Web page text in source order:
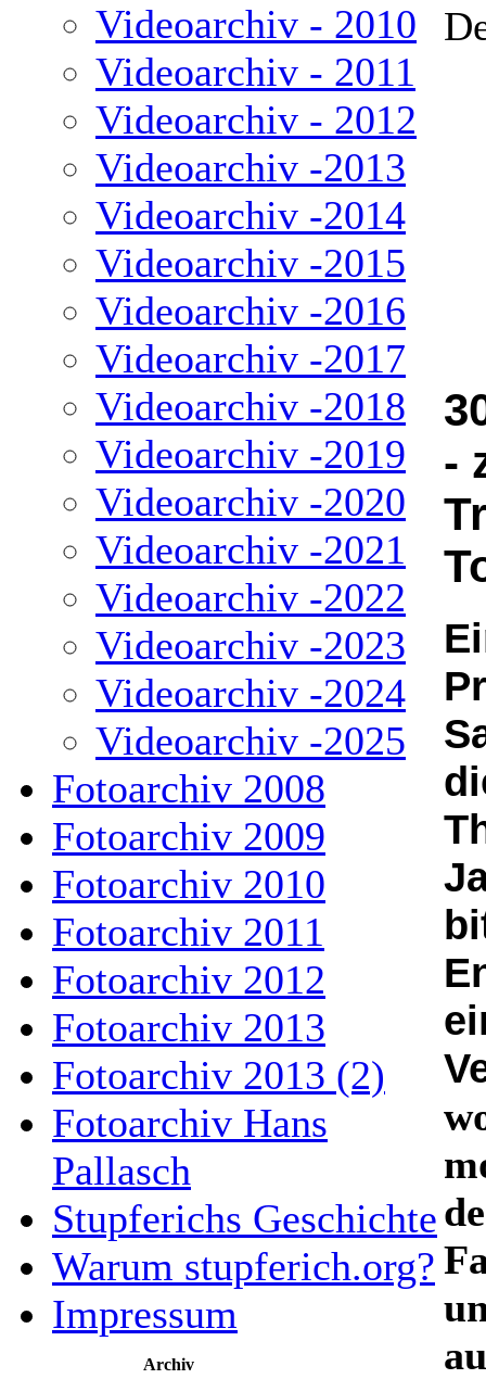
Videoarchiv - 2010
Videoarchiv - 2011
Videoarchiv - 2012
Videoarchiv -2013
Videoarchiv -2014
Videoarchiv -2015
Videoarchiv -2016
Videoarchiv -2017
Videoarchiv -2018
Videoarchiv -2019
Videoarchiv -2020
Videoarchiv -2021
Videoarchiv -2022
Videoarchiv -2023
Videoarchiv -2024
Videoarchiv -2025
Fotoarchiv 2008
Fotoarchiv 2009
Fotoarchiv 2010
Fotoarchiv 2011
Fotoarchiv 2012
Fotoarchiv 2013
Fotoarchiv 2013 (2)
Fotoarchiv Hans
Pallasch
Stupferichs Geschichte
Warum stupferich.org?
Impressum
Archiv
-